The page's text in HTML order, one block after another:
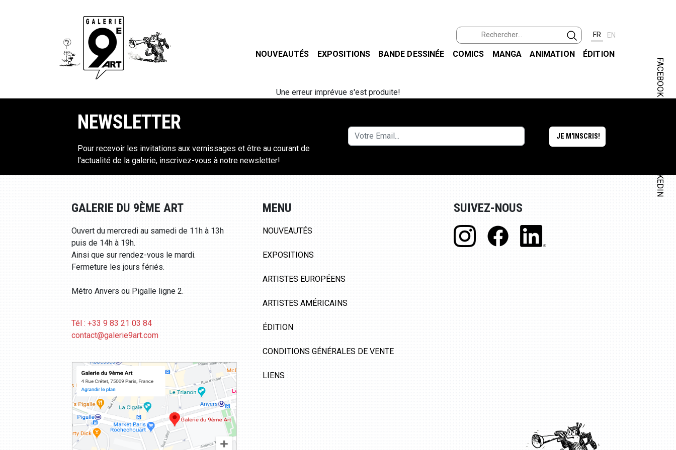
FR EN
NOUVEAUTÉS EXPOSITIONS BANDE DESSINÉE COMICS MANGA ANIMATION ÉDITION
FACEBOOK
LINKEDIN
Une erreur imprévue s'est produite!
NEWSLETTER
Pour recevoir les invitations aux vernissages et être au courant de
l'actualité de la galerie, inscrivez-vous à notre newsletter!
GALERIE DU 9ÈME ART
Ouvert du mercredi au samedi de 11h à 13h
puis de 14h à 19h.
Ainsi que sur rendez-vous le mardi.
Fermeture les jours fériés.
Métro Anvers ou Pigalle ligne 2.
Tél : +33 9 83 21 03 84
contact@galerie9art.com
MENU
NOUVEAUTÉS
EXPOSITIONS
ARTISTES EUROPÉENS
ARTISTES AMÉRICAINS
ÉDITION
CONDITIONS GÉNÉRALES DE VENTE
LIENS
SUIVEZ-NOUS